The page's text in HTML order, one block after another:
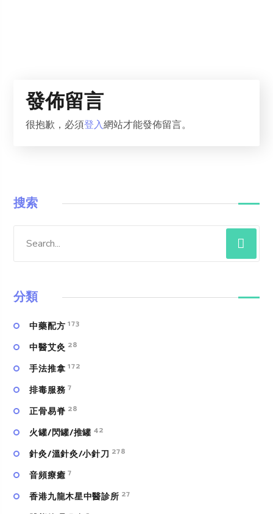
發佈留言
很抱歉，必須登入網站才能發佈留言。
搜索
分類
中藥配方 173
中醫艾灸 28
手法推拿 172
排毒服務 7
正骨易脊 28
火罐/閃罐/推罐 42
針灸/溫針灸/小針刀 278
⾳頻療癒 7
香港九龍木星中醫診所 27